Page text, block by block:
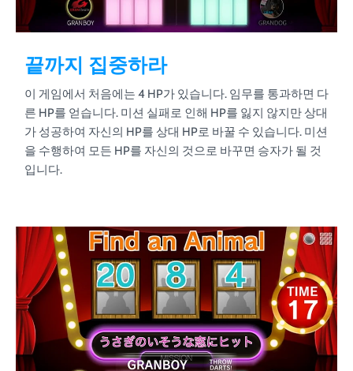
끝까지 집중하라
이 게임에서 처음에는 4 HP가 있습니다. 임무를 통과하면 다
른 HP를 얻습니다. 미션 실패로 인해 HP를 잃지 않지만 상대
가 성공하여 자신의 HP를 상대 HP로 바꿀 수 있습니다. 미션
을 수행하여 모든 HP를 자신의 것으로 바꾸면 승자가 될 것
입니다.